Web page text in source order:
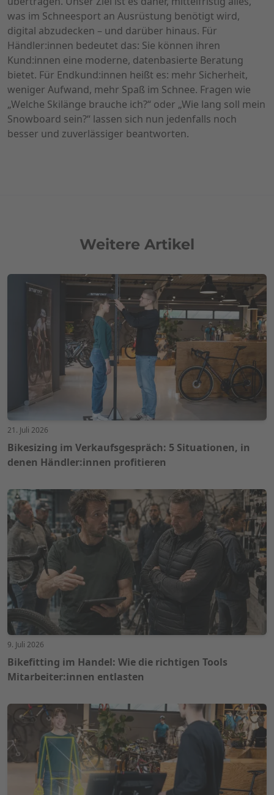
was im Schneesport an Ausrüstung benötigt wird,
digital abzudecken – und darüber hinaus. Für
Händler:innen bedeutet das: Sie können ihren
Kund:innen eine moderne, datenbasierte Beratung
bietet. Für Endkund:innen heißt es: mehr Sicherheit,
weniger Aufwand, mehr Spaß im Schnee. Fragen wie
„Welche Skilänge brauche ich?“ oder „Wie lang soll mein
Snowboard sein?“ lassen sich nun jedenfalls noch
besser und zuverlässiger beantworten.
Weitere Artikel
21. Juli 2026
Bikesizing im Verkaufsgespräch: 5 Situationen, in
denen Händler:innen profitieren
9. Juli 2026
Bikefitting im Handel: Wie die richtigen Tools
Mitarbeiter:innen entlasten